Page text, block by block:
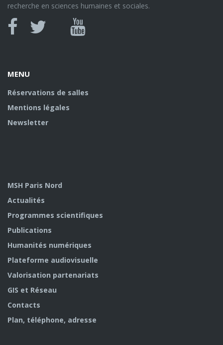
recherche en sciences humaines et sociales.
Canal
MENU
Réservations de salles
Mentions légales
Newsletter
MSH Paris Nord
Actualités
Programmes scientifiques
Publications
Humanités numériques
Plateforme audiovisuelle
Valorisation partenariats
GIS et Réseau
Contacts
Plan, téléphone, adresse